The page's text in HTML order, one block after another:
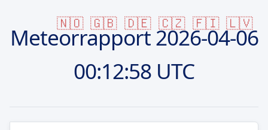
🇳🇴 🇬🇧 🇩🇪 🇨🇿 🇫🇮 🇱🇻
Meteorrapport2026-04-06
00:12:58 UTC